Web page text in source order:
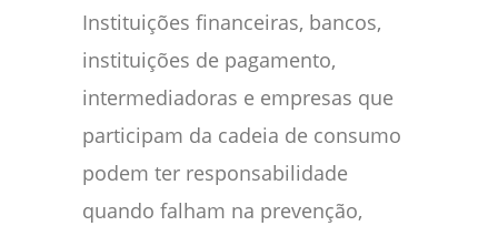
Instituições financeiras, bancos,
instituições de pagamento,
intermediadoras e empresas que
participam da cadeia de consumo
podem ter responsabilidade
quando falham na prevenção,